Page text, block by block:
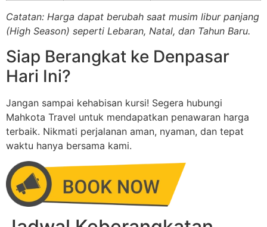
Catatan: Harga dapat berubah saat musim libur panjang
(High Season) seperti Lebaran, Natal, dan Tahun Baru.
Siap Berangkat ke Denpasar
Hari Ini?
Jangan sampai kehabisan kursi! Segera hubungi
Mahkota Travel untuk mendapatkan penawaran harga
terbaik. Nikmati perjalanan aman, nyaman, dan tepat
waktu hanya bersama kami.